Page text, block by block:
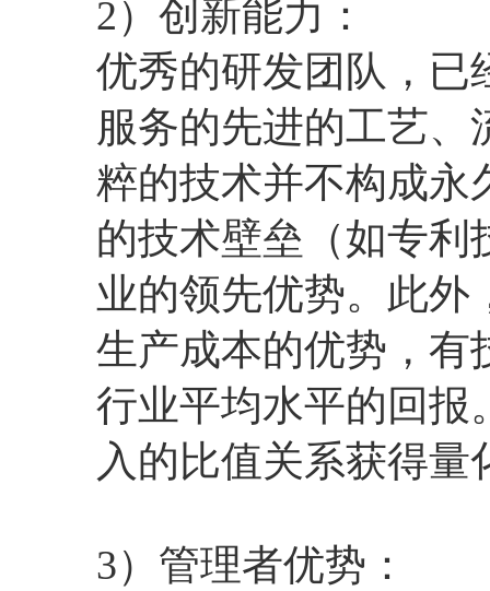
2）创新能力：
优秀的研发团队，已
服务的先进的工艺
粹的技术并不构成永
的技术壁垒（如专利
业的领先优势。此外
生产成本的优势，有
行业平均水平的回报
入的比值关系获得
3）管理者优势：